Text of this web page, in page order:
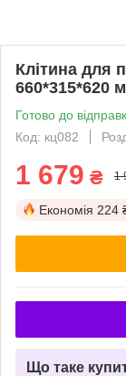
Клітина для
660*315*620
Готово до
Код: кц082
1 679 ₴ 1
Економія 224
Що таке